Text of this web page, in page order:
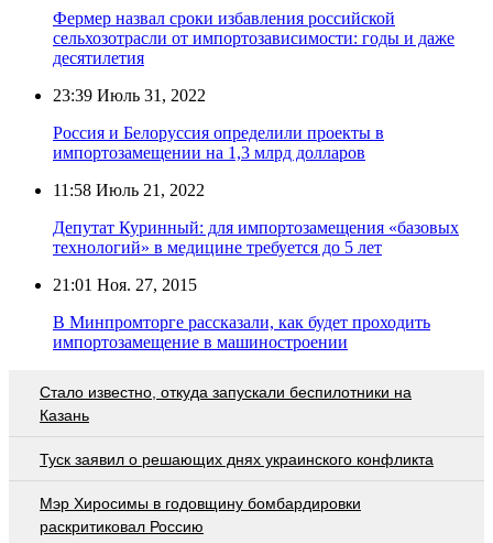
Фермер назвал сроки избавления российской
сельхозотрасли от импортозависимости: годы и даже
десятилетия
23:39 Июль 31, 2022
Россия и Белоруссия определили проекты в
импортозамещении на 1,3 млрд долларов
11:58 Июль 21, 2022
Депутат Куринный: для импортозамещения «базовых
технологий» в медицине требуется до 5 лет
21:01 Ноя. 27, 2015
В Минпромторге рассказали, как будет проходить
импортозамещение в машиностроении
Стало известно, откуда запускали беспилотники на
Казань
Туск заявил о решающих днях украинского конфликта
Мэр Хиросимы в годовщину бомбардировки
раскритиковал Россию